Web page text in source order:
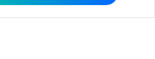
In MobileTrans öffnen